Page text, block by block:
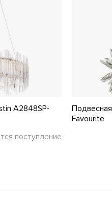
A2848SP-
поступление
Favourite